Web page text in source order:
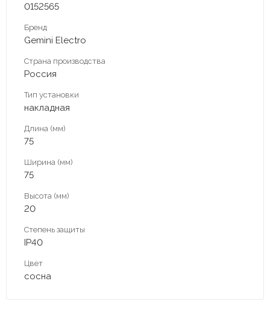
0152565
Бренд
Gemini Electro
Страна производства
Россия
Тип установки
накладная
Длина (мм)
75
Ширина (мм)
75
Высота (мм)
20
Степень защиты
IP40
Цвет
сосна